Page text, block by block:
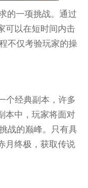
的一项挑战。通过
可以在短时间内击
不仅考验玩家的操
个经典副本，许多
本中，玩家将面对
战的巅峰。只有具
月终极，获取传说